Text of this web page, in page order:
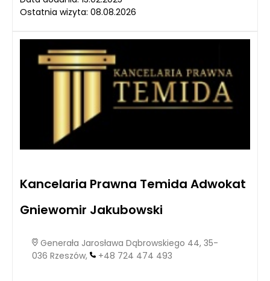
Ostatnia wizyta: 08.08.2026
Kancelaria Prawna Temida Adwokat
Gniewomir Jakubowski
Generała Jarosława Dąbrowskiego 44, 35-
036 Rzeszów,
+48 724 474 493